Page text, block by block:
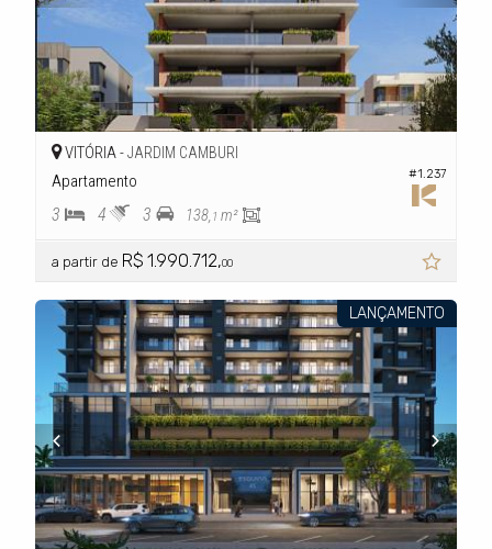
#1.237
VITÓRIA -JARDIM CAMBURI
Apartamento
3 4 3 138,1 m²
a partir de R$ 1.990.712,00
LANÇAMENTO